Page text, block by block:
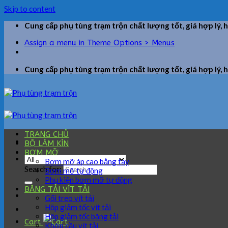
Skip to content
Cung cấp phụ tùng trạm trộn chất lượng tốt, giá hợp lý,
Assign a menu in Theme Options > Menus
Cung cấp phụ tùng trạm trộn chất lượng tốt, giá hợp lý,
Search for:
Cart
TRANG CHỦ
BỘ LÀM KÍN
BƠM MỠ
Bơm mỡ áp cao bằng tay
Bơm mỡ tự động
Phụ kiện bơm mỡ tự động
BĂNG TẢI VÍT TẢI
Gối treo vít tải
Hộp giảm tốc vít tải
Hộp giảm tốc băng tải
Khớp cầu vít tải